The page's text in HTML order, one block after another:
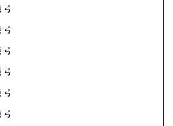
号
号
号
号
号
号